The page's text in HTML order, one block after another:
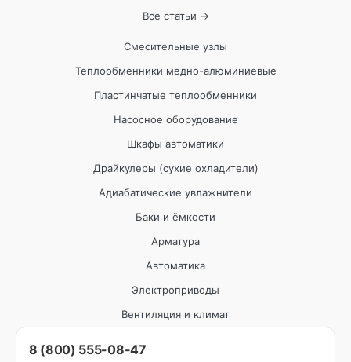
Все статьи →
Смесительные узлы
Теплообменники медно-алюминиевые
Пластинчатые теплообменники
Насосное оборудование
Шкафы автоматики
Драйкулеры (сухие охладители)
Адиабатические увлажнители
Баки и ёмкости
Арматура
Автоматика
Электроприводы
Вентиляция и климат
8 (800) 555-08-47